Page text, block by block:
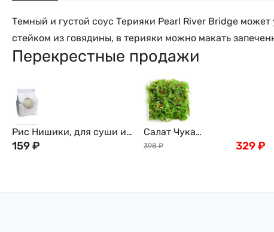
Темный и густой соус Терияки Pearl River Bridge
стейком из говядины, в терияки можно макать
Перекрестные продажи
Рис Нишики, для суши и
роллов, 1кг
159₽
Салат Чука
(замороженный) , 1кг
398 ₽ 329₽